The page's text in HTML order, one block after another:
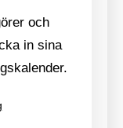
och
in sina